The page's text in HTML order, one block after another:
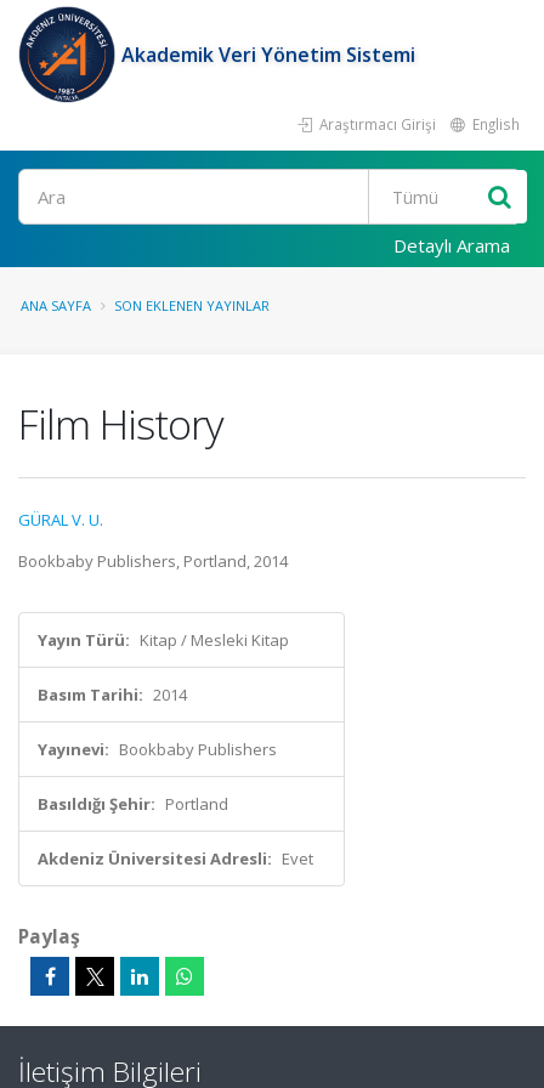
Akademik Veri Yönetim Sistemi
Araştırmacı Girişi English
Ara
Detaylı Arama
ANA SAYFA SON EKLENEN YAYINLAR
Film History
GÜRAL V. U.
Bookbaby Publishers, Portland, 2014
Yayın Türü: Kitap / Mesleki Kitap
Basım Tarihi: 2014
Yayınevi: Bookbaby Publishers
Basıldığı Şehir: Portland
Akdeniz Üniversitesi Adresli: Evet
Paylaş
İletişim Bilgileri